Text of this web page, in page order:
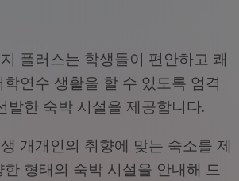
플러스는 학생들이 편안하고 쾌
연수 생활을 할 수 있도록 엄격
발한 숙박 시설을 제공합니다.
개개인의 취향에 맞는 숙소를 제
형태의 숙박 시설을 안내해 드